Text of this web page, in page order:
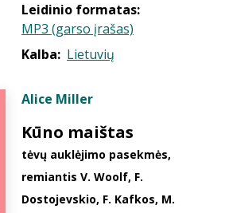
Leidinio formatas:
MP3 (garso įrašas)
Kalba: Lietuvių
Alice Miller
Kūno maištas
tėvų auklėjimo pasekmės,
remiantis V. Woolf, F.
Dostojevskio, F. Kafkos, M.